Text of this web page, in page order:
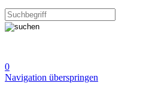
0
Navigation überspringen